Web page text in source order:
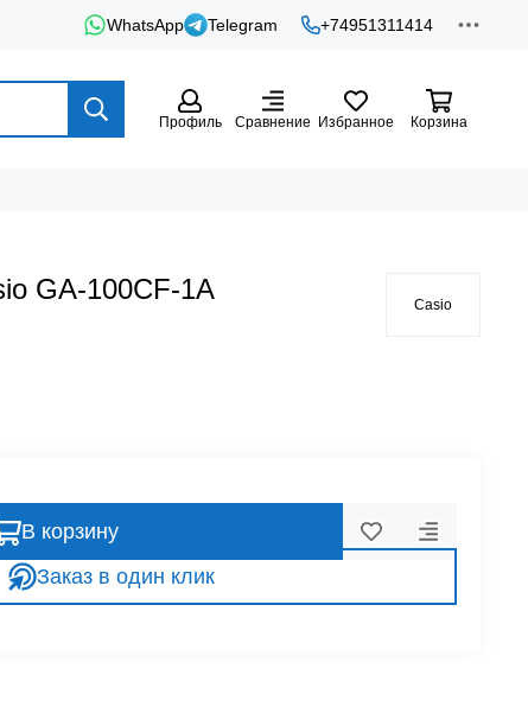
WhatsApp Telegram +74951311414
Профиль Сравнение Избранное Корзина
GA-100CF-1A
Casio
В корзину
Заказ в один клик